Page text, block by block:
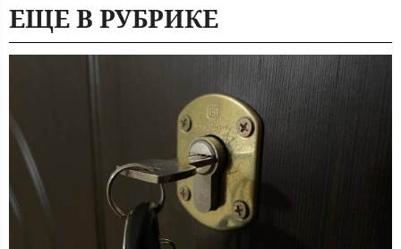
ЕЩЕ В РУБРИКЕ